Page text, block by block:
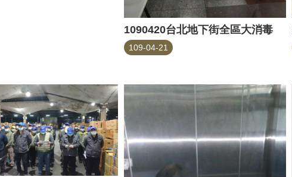
1090420台北地下街全區大消毒
109-04-21